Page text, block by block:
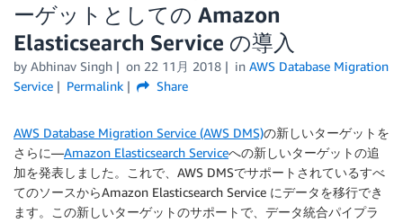
エディション
ーゲットとしての Amazon
Elasticsearch Service の導入
by Abhinav Singh on 22 11月 2018 in AWS Database Migration
Service
Permalink Share
AWS Database Migration Service (AWS DMS)の新しいターゲットを
さらに—Amazon Elasticsearch Serviceへの新しいターゲットの追
加を発表しました。これで、AWS DMSでサポートされているすべ
てのソースからAmazon Elasticsearch Service にデータを移行でき
ます。この新しいターゲットのサポートで、データ統合パイプラ